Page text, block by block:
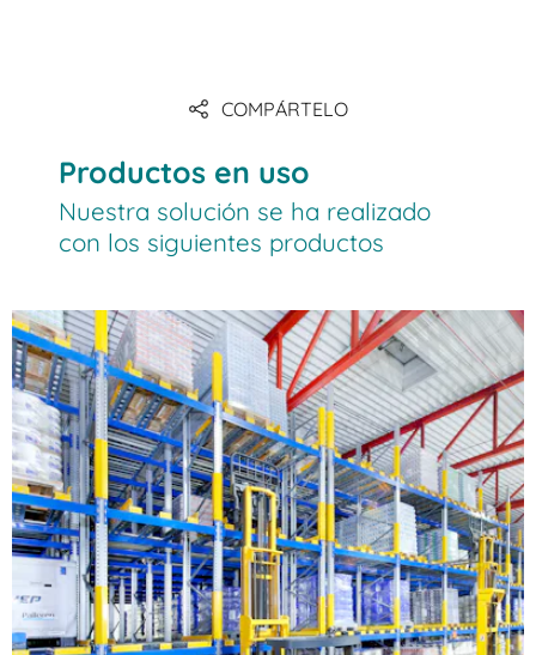
COMPÁRTELO
Productos en uso
Nuestra solución se ha realizado
con los siguientes productos